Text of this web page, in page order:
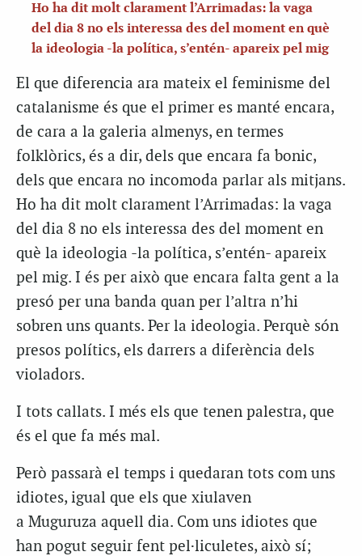
Ho ha dit molt clarament l’Arrimadas: la vaga
del dia 8 no els interessa des del moment en què
la ideologia -la política, s’entén- apareix pel mig
El que diferencia ara mateix el feminisme del
catalanisme és que el primer es manté encara,
de cara a la galeria almenys, en termes
folklòrics, és a dir, dels que encara fa bonic,
dels que encara no incomoda parlar als mitjans.
Ho ha dit molt clarament l’Arrimadas: la vaga
del dia 8 no els interessa des del moment en
què la ideologia -la política, s’entén- apareix
pel mig. I és per això que encara falta gent a la
presó per una banda quan per l’altra n’hi
sobren uns quants. Per la ideologia. Perquè són
presos polítics, els darrers a diferència dels
violadors.
I tots callats. I més els que tenen palestra, que
és el que fa més mal.
Però passarà el temps i quedaran tots com uns
idiotes, igual que els que xiulaven
a Muguruza aquell dia. Com uns idiotes que
han pogut seguir fent pel·liculetes, això sí;